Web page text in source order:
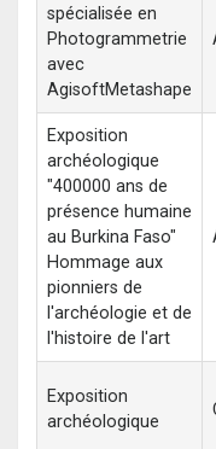
spécialisée en
Photogrammetrie
avec
AgisoftMetashape
Exposition
archéologique
"400000 ans de
présence humaine
au Burkina Faso"
Hommage aux
pionniers de
l'archéologie et de
l'histoire de l'art
Exposition
archéologique